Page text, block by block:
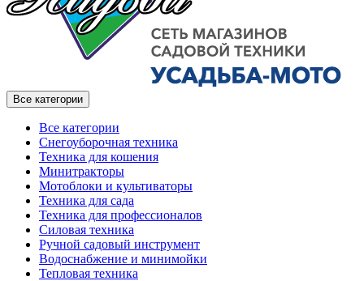
Все категории
Все категории
Снегоуборочная техника
Техника для кошения
Минитракторы
Мотоблоки и культиваторы
Техника для сада
Техника для профессионалов
Силовая техника
Ручной садовый инструмент
Водоснабжение и минимойки
Тепловая техника